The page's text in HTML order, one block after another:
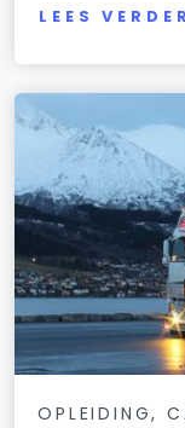
LEES VERDER
OPLEIDING,